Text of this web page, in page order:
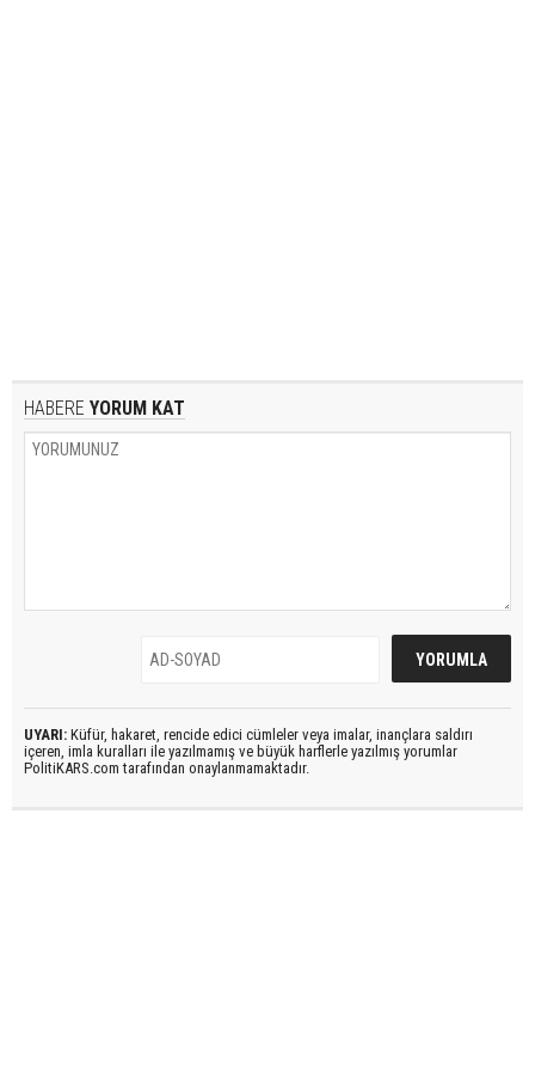
HABERE YORUM KAT
UYARI: Küfür, hakaret, rencide edici cümleler veya imalar, inançlara saldırı
içeren, imla kuralları ile yazılmamış ve büyük harflerle yazılmış yorumlar
PolitiKARS.com tarafından onaylanmamaktadır.